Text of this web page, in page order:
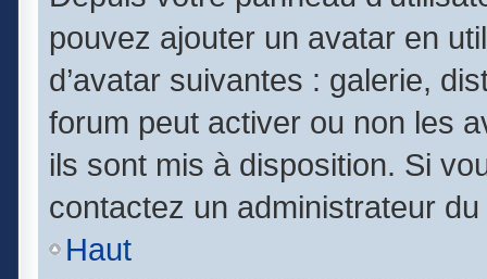
pouvez ajouter un avatar en
d’avatar suivantes : galerie,
forum peut activer ou non les
ils sont mis à disposition. Si
contactez un administrateur
Haut